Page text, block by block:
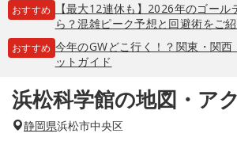
おすすめ
【最大12連休も】2026年のゴー
ら？混雑ピーク予想と回避術をご
おすすめ 今年のGWどこ行く！？関東・関
ットガイド
浜松科学館の地図・ア
静岡県浜松市中央区